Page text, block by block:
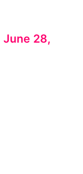
June 28,